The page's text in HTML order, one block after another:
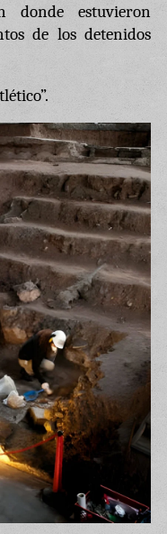
donde estuvieron
de los detenidos